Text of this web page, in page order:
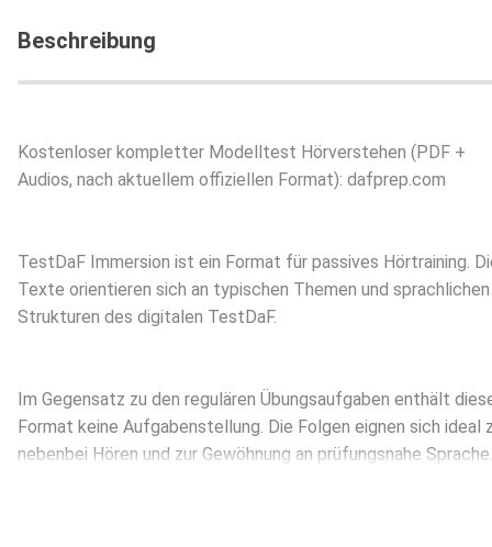
Beschreibung
Kostenloser kompletter Modelltest Hörverstehen (PDF +
Audios, nach aktuellem offiziellen Format): dafprep.com
TestDaF Immersion ist ein Format für passives Hörtraining.
Texte orientieren sich an typischen Themen und sprachlichen
Strukturen des digitalen TestDaF.
Im Gegensatz zu den regulären Übungsaufgaben enthält
Format keine Aufgabenstellung. Die Folgen eignen sich ideal
nebenbei Hören und zur Gewöhnung an prüfungsnahe Sprache.